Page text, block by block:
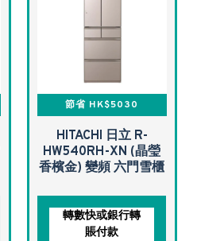
節省 HK$5030
HITACHI 日立 R-
HW540RH-XN (晶瑩
香檳金) 變頻 六門雪櫃
轉數快或銀行轉
賬付款